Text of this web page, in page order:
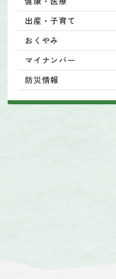
出産・子育て
おくやみ
マイナンバー
防災情報